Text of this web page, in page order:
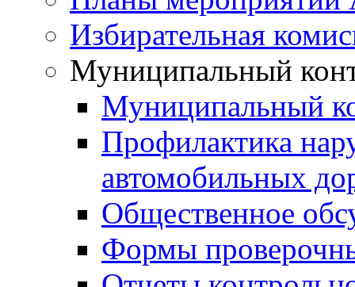
Избирательная
Муниципальный
Муниципальный
Профилактика
автомобильных
Общественное
Формы